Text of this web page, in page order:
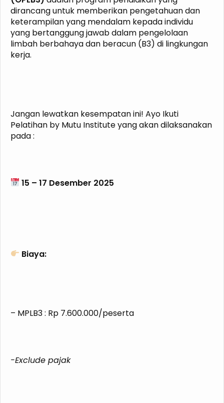
dirancang untuk memberikan pengetahuan dan
keterampilan yang mendalam kepada individu
yang bertanggung jawab dalam pengelolaan
limbah berbahaya dan beracun (B3) di lingkungan
kerja.
Jangan lewatkan kesempatan ini! Ayo Ikuti
Pelatihan by Mutu Institute yang akan dilaksanakan
pada :
15 – 17 Desember 2025
Biaya:
– MPLB3 : Rp 7.600.000/peserta
-Exclude pajak